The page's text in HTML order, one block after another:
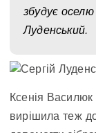
збудує
Луденський.
Ксенія Василюк
вирішила теж